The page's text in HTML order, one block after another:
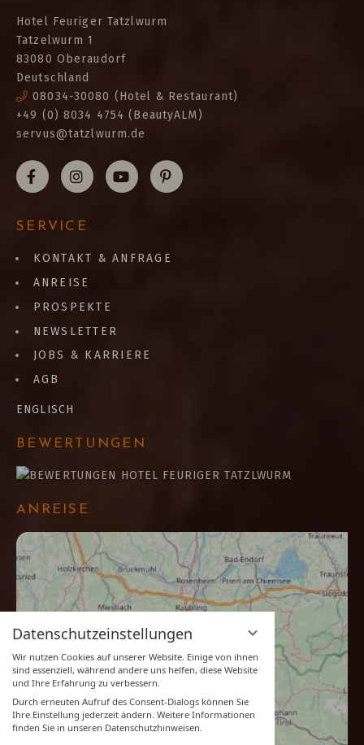
Datenschutzeinstellungen
Wir nutzen Cookies auf unserer Website. Einige von ihnen
sind essenziell, während andere uns helfen, diese Website
und Ihre Erfahrung zu verbessern.
Durch erneuten Aufruf des Consent-Dialogs können Sie
Ihre Einstellung jederzeit ändern. Weitere Informationen
finden Sie in unseren Datenschutzhinweisen.
Hotel Feuriger Tatzlwurm
Tatzelwurm 1
83080 Oberaudorf
Deutschland
08034-30080 (Hotel & Restaurant)
+49 (0) 8034 4754 (BeautyALM)
servus@tatzlwurm.de
SERVICE
KONTAKT & ANFRAGE
ANREISE
PROSPEKTE
NEWSLETTER
JOBS & KARRIERE
AGB
ENGLISCH
BEWERTUNGEN
ANREISE